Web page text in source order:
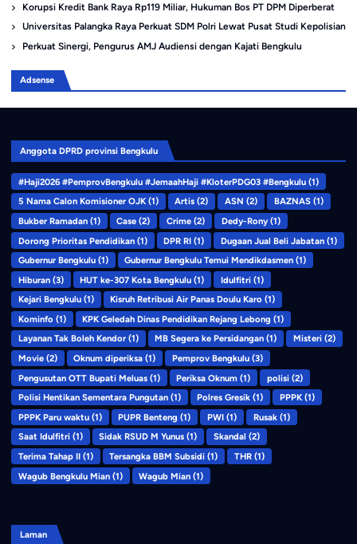
Korupsi Kredit Bank Raya Rp119 Miliar, Hukuman Bos PT DPM Diperberat
Universitas Palangka Raya Perkuat SDM Polri Lewat Pusat Studi Kepolisian
Perkuat Sinergi, Pengurus AMJ Audiensi dengan Kajati Bengkulu
Adsense
Anggota DPRD provinsi Bengkulu
#Haji2026 #PemprovBengkulu #JemaahHaji #KloterPDG03 #Bengkulu(1)
5 Nama Calon Komisioner OJK(1) Artis (2) ASN (2) BAZNAS (1)
Bukber Ramadan(1) Case (2) Crime (2) Dedy-Rony(1)
Dorong Prioritas Pendidikan(1) DPR RI (1) Dugaan Jual Beli Jabatan (1)
Gubernur Bengkulu(1) Gubernur Bengkulu Temui Mendikdasmen (1)
Hiburan(3) HUT ke-307 Kota Bengkulu (1) Idulfitri (1)
Kejari Bengkulu(1) Kisruh Retribusi Air Panas Doulu Karo (1)
Kominfo(1) KPK Geledah Dinas Pendidikan Rejang Lebong (1)
Layanan Tak Boleh Kendor(1) MB Segera ke Persidangan (1) Misteri (2)
Movie(2) Oknum diperiksa (1) Pemprov Bengkulu (3)
Pengusutan OTT Bupati Meluas(1) Periksa Oknum (1) polisi (2)
Polisi Hentikan Sementara Pungutan(1) Polres Gresik (1) PPPK (1)
PPPK Paru waktu(1) PUPR Benteng (1) PWI (1) Rusak (1)
Saat Idulfitri(1) Sidak RSUD M Yunus (1) Skandal (2)
Terima Tahap II(1) Tersangka BBM Subsidi (1) THR (1)
Wagub Bengkulu Mian(1) Wagub Mian (1)
Laman